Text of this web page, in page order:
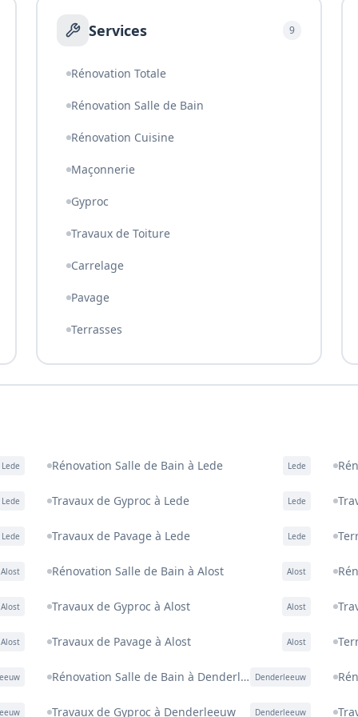
Services 9
Rénovation Totale
Rénovation Salle de Bain
Rénovation Cuisine
Maçonnerie
Gyproc
Travaux de Toiture
Carrelage
Pavage
Terrasses
Lede Rénovation Salle de Bain à Lede Lede
Lede Travaux de Gyproc à Lede Lede
Lede Travaux de Pavage à Lede Lede
Alost Rénovation Salle de Bain à Alost Alost
Alost Travaux de Gyproc à Alost Alost
Alost Travaux de Pavage à Alost Alost
Rénovation Salle de Bain à Denderleeuw Denderleeuw
Travaux de Gyproc à Denderleeuw Denderleeuw